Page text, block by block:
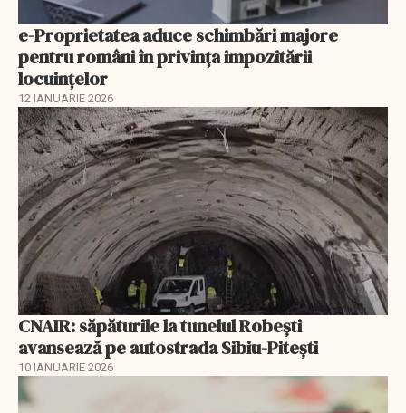
e-Proprietatea aduce schimbări majore
pentru români în privinţa impozitării
locuințelor
12 IANUARIE 2026
CNAIR: săpăturile la tunelul Robești
avansează pe autostrada Sibiu-Pitești
10 IANUARIE 2026